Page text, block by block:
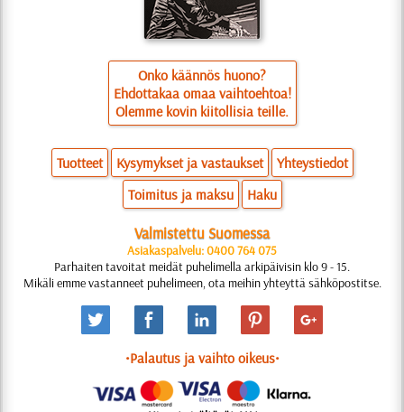
Onko käännös huono?
Ehdottakaa omaa vaihtoehtoa!
Olemme kovin kiitollisia teille.
Tuotteet Kysymykset ja vastaukset
Yhteystiedot
Toimitus ja maksu
Haku
Valmistettu Suomessa
Asiakaspalvelu: 0400 764 075
Parhaiten tavoitat meidät puhelimella arkipäivisin klo 9 - 15.
Mikäli emme vastanneet puhelimeen, ota meihin yhteyttä sähköpostitse.
•Palautus ja vaihto oikeus•